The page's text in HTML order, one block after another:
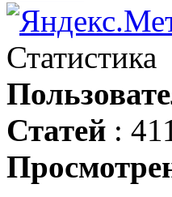
Статистика
Статей : 411